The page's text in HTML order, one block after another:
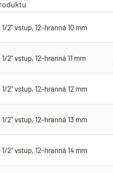
2" vstup, 12-hranná 10 mm
2" vstup, 12-hranná 11 mm
2" vstup, 12-hranná 12 mm
2" vstup, 12-hranná 13 mm
2" vstup, 12-hranná 14 mm